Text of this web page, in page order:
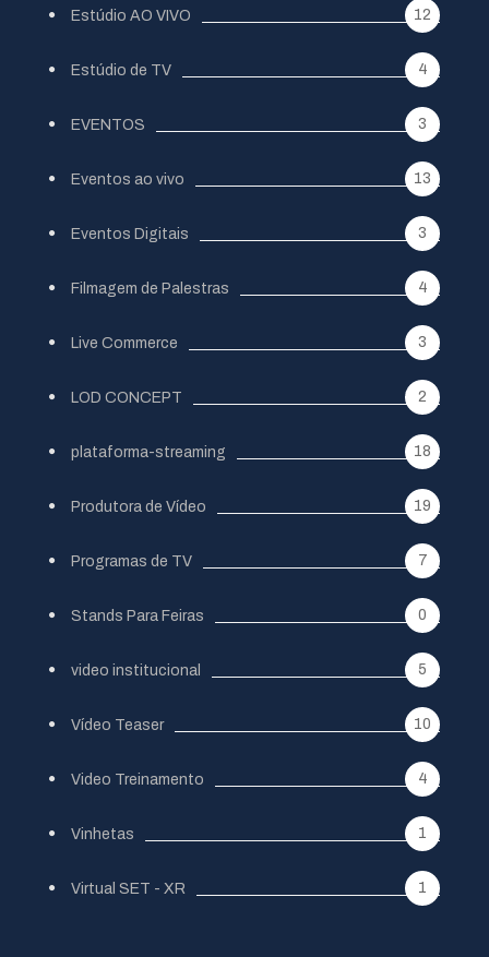
Estúdio AO VIVO 12
Estúdio de TV 4
EVENTOS 3
Eventos ao vivo 13
Eventos Digitais 3
Filmagem de Palestras 4
Live Commerce 3
LOD CONCEPT 2
plataforma-streaming 18
Produtora de Vídeo 19
Programas de TV 7
Stands Para Feiras 0
video institucional 5
Vídeo Teaser 10
Video Treinamento 4
Vinhetas 1
Virtual SET - XR 1